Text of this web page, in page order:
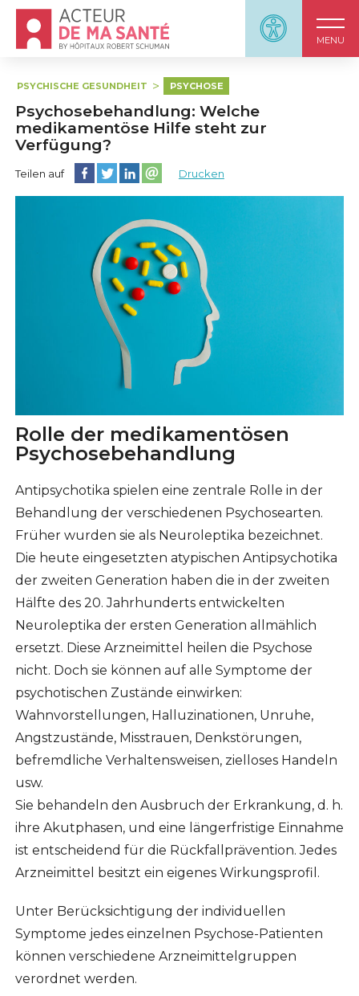
Panneau
MENU
Accueil - Acteur de ma santé, by HôpitauxRobert
PSYCHISCHE GESUNDHEIT PSYCHOSE
Psychosebehandlung: Welche
medikamentöse Hilfe steht zur
Verfügung?
Teilen auf Diese Seite auf Facebook teilen
Diese Seite auf Twitter teilen
Diese Seite auf LinkedIn teilen
Partager cette page sur email
Drucken
Rolle der medikamentösen
Psychosebehandlung
Antipsychotika spielen eine zentrale Rolle in der
Behandlung der verschiedenen Psychosearten.
Früher wurden sie als Neuroleptika bezeichnet.
Die heute eingesetzten atypischen Antipsychotika
der zweiten Generation haben die in der zweiten
Hälfte des 20. Jahrhunderts entwickelten
Neuroleptika der ersten Generation allmählich
ersetzt. Diese Arzneimittel heilen die Psychose
nicht. Doch sie können auf alle Symptome der
psychotischen Zustände einwirken:
Wahnvorstellungen, Halluzinationen, Unruhe,
Angstzustände, Misstrauen, Denkstörungen,
befremdliche Verhaltensweisen, zielloses Handeln
usw.
Sie behandeln den Ausbruch der Erkrankung, d. h.
ihre Akutphasen, und eine längerfristige Einnahme
ist entscheidend für die Rückfallprävention. Jedes
Arzneimittel besitzt ein eigenes Wirkungsprofil.
Unter Berücksichtigung der individuellen
Symptome jedes einzelnen Psychose-Patienten
können verschiedene Arzneimittelgruppen
verordnet werden.